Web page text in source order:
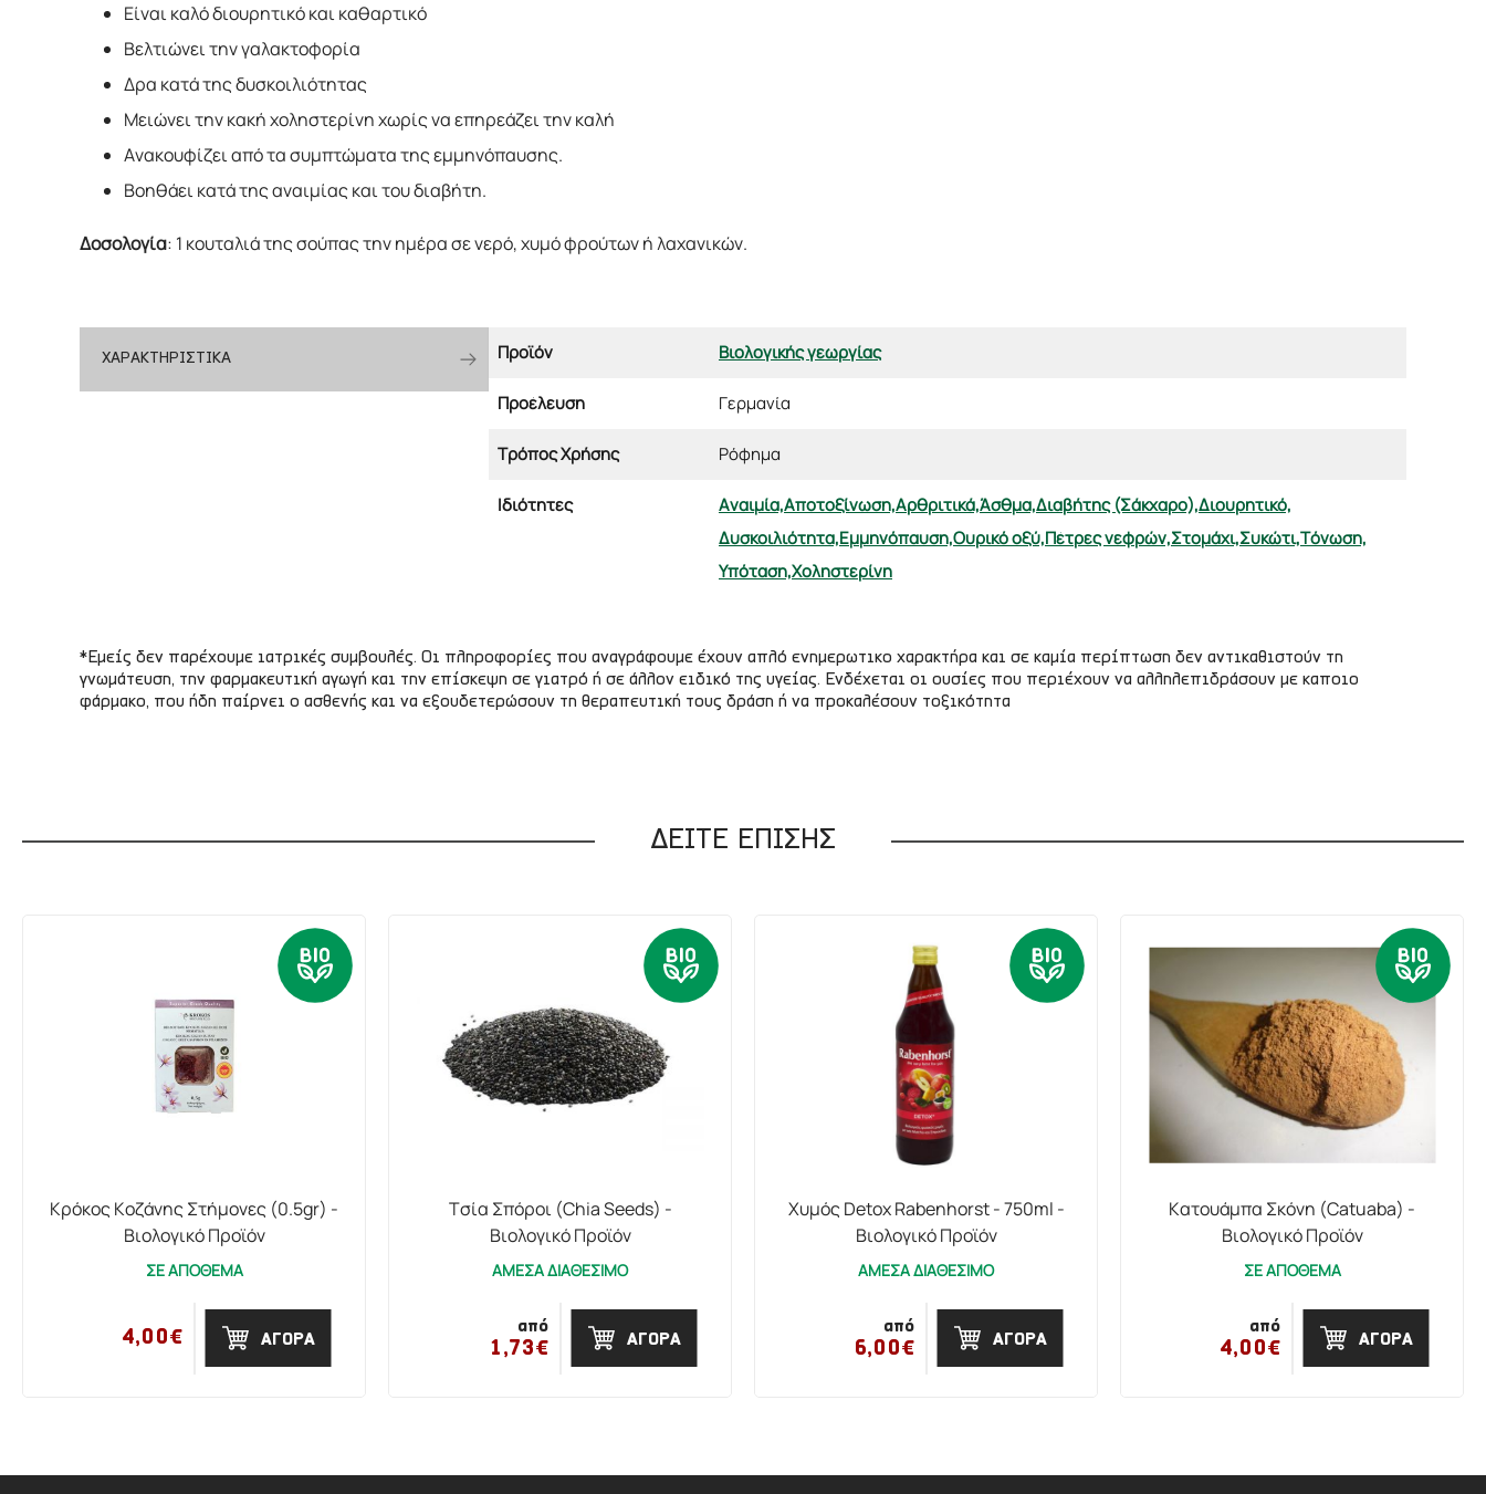
Είναι καλό διουρητικό και καθαρτικό
Βελτιώνει την γαλακτοφορία
Δρα κατά της δυσκοιλιότητας
Μειώνει την κακή χοληστερίνη χωρίς να επηρεάζει την καλή
Ανακουφίζει από τα συμπτώματα της εμμηνόπαυσης.
Βοηθάει κατά της αναιμίας και του διαβήτη.
Δοσολογία: 1 κουταλιά της σούπας την ημέρα σε νερό, χυμό φρούτων ή λαχανικών.
ΧΑΡΑΚΤΗΡΙΣΤΙΚΑ Προϊόν Βιολογικής γεωργίας
Προέλευση Γερμανία
Τρόπος Χρήσης Ρόφημα
Ιδιότητες Αναιμία,Αποτοξίνωση,Αρθριτικά,Άσθμα,Διαβήτης (Σάκχαρο),Διουρητικό,
Δυσκοιλιότητα,Εμμηνόπαυση,Ουρικό οξύ,Πέτρες νεφρών,Στομάχι,Συκώτι,Τόνωση,
Υπόταση,Χοληστερίνη
*Εμείς δεν παρέχουμε ιατρικές συμβουλές. Οι πληροφορίες που αναγράφουμε έχουν απλό ενημερωτικο χαρακτήρα και σε καμία περίπτωση δεν αντικαθιστούν τη
γνωμάτευση, την φαρμακευτική αγωγή και την επίσκεψη σε γιατρό ή σε άλλον ειδικό της υγείας. Ενδέχεται οι ουσίες που περιέχουν να αλληλεπιδράσουν με καποιο
φάρμακο, που ήδη παίρνει ο ασθενής και να εξουδετερώσουν τη θεραπευτική τους δράση ή να προκαλέσουν τοξικότητα
ΔΕΙΤΕ ΕΠΙΣΗΣ
Κρόκος Κοζάνης Στήμονες (0.5gr) -
Βιολογικό Προϊόν
ΣΕ ΑΠΟΘΕΜΑ
4,00€ ΑΓΟΡΑ
Τσία Σπόροι (Chia Seeds) -
Βιολογικό Προϊόν
ΑΜΕΣΑ ΔΙΑΘΕΣΙΜΟ
από
1,73€ ΑΓΟΡΑ
Χυμός Detox Rabenhorst - 750ml -
Βιολογικό Προϊόν
ΑΜΕΣΑ ΔΙΑΘΕΣΙΜΟ
από
6,00€ ΑΓΟΡΑ
Κατουάμπα Σκόνη (Catuaba) -
Βιολογικό Προϊόν
ΣΕ ΑΠΟΘΕΜΑ
από
4,00€ ΑΓΟΡΑ